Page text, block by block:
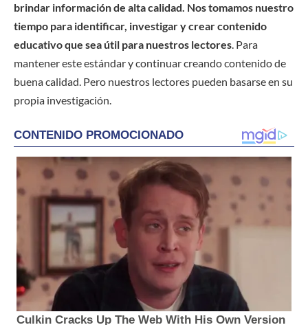
brindar información de alta calidad. Nos tomamos nuestro
tiempo para identificar, investigar y crear contenido
educativo que sea útil para nuestros lectores. Para
mantener este estándar y continuar creando contenido de
buena calidad. Pero nuestros lectores pueden basarse en su
propia investigación.